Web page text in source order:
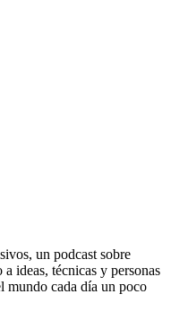
un podcast sobre
ideas, técnicas y personas
mundo cada día un poco